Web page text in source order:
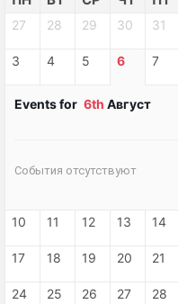
27 28 29 30 31
3 4 5 6 7
Events for 6th Август
События отсутствуют
10 11 12 13 14
17 18 19 20 21
24 25 26 27 28